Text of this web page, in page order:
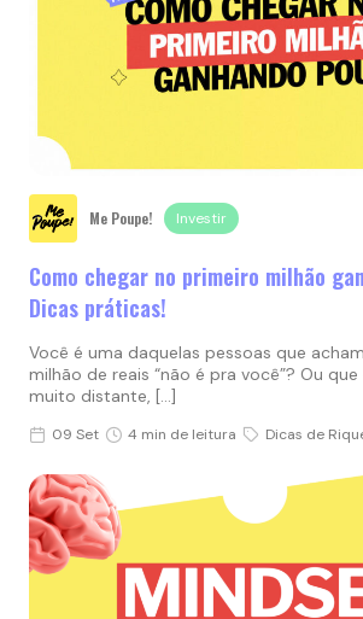
Me Poupe! Investir
Como chegar no primeiro milhão
Dicas práticas!
Você é uma daquelas pessoas que
milhão de reais “não é pra você”? Ou
muito distante, […]
09 Set 4 min de leitura Dicas de